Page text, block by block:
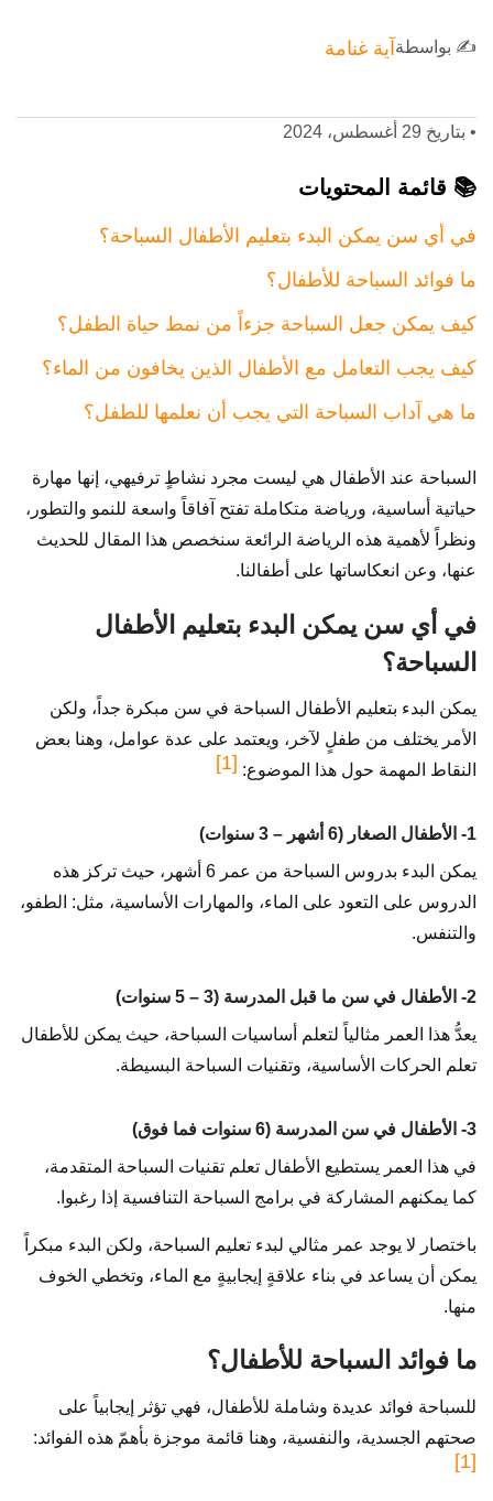
✍️ بواسطة آية غنامة
• بتاريخ 29 أغسطس، 2024
📚 قائمة المحتويات
في أي سن يمكن البدء بتعليم الأطفال السباحة؟
ما فوائد السباحة للأطفال؟
كيف يمكن جعل السباحة جزءاً من نمط حياة الطفل؟
كيف يجب التعامل مع الأطفال الذين يخافون من الماء؟
ما هي آداب السباحة التي يجب أن نعلمها للطفل؟
السباحة عند الأطفال هي ليست مجرد نشاطٍ ترفيهي، إنها مهارة
حياتية أساسية، ورياضة متكاملة تفتح آفاقاً واسعة للنمو والتطور،
ونظراً لأهمية هذه الرياضة الرائعة سنخصص هذا المقال للحديث
عنها، وعن انعكاساتها على أطفالنا.
في أي سن يمكن البدء بتعليم الأطفال
السباحة؟
يمكن البدء بتعليم الأطفال السباحة في سن مبكرة جداً، ولكن
الأمر يختلف من طفلٍ لآخر، ويعتمد على عدة عوامل، وهنا بعض
النقاط المهمة حول هذا الموضوع: [1]
1- الأطفال الصغار (6 أشهر – 3 سنوات)
يمكن البدء بدروس السباحة من عمر 6 أشهر، حيث تركز هذه
الدروس على التعود على الماء، والمهارات الأساسية، مثل: الطفو،
والتنفس.
2- الأطفال في سن ما قبل المدرسة (3 – 5 سنوات)
يعدُّ هذا العمر مثالياً لتعلم أساسيات السباحة، حيث يمكن للأطفال
تعلم الحركات الأساسية، وتقنيات السباحة البسيطة.
3- الأطفال في سن المدرسة (6 سنوات فما فوق)
في هذا العمر يستطيع الأطفال تعلم تقنيات السباحة المتقدمة،
كما يمكنهم المشاركة في برامج السباحة التنافسية إذا رغبوا.
باختصار لا يوجد عمر مثالي لبدء تعليم السباحة، ولكن البدء مبكراً
يمكن أن يساعد في بناء علاقةٍ إيجابيةٍ مع الماء، وتخطي الخوف
منها.
ما فوائد السباحة للأطفال؟
للسباحة فوائد عديدة وشاملة للأطفال، فهي تؤثر إيجابياً على
صحتهم الجسدية، والنفسية، وهنا قائمة موجزة بأهمّ هذه الفوائد:
[1]